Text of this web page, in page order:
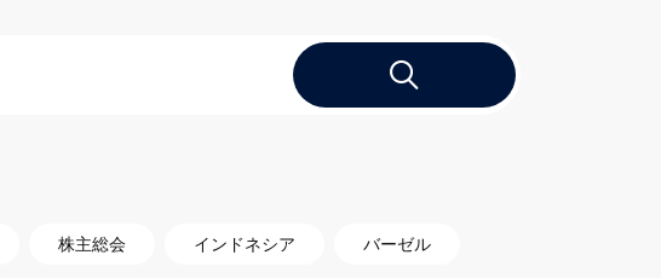
株主総会 インドネシア バーゼル